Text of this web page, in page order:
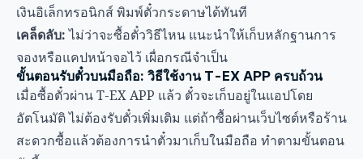
เงินอิเล็กทรอนิกส์ พิมพ์ตั๋วกระดาษได้ทันที
เคล็ดลับ:ไม่ว่าจะซื้อตั๋ววิธีไหน แนะนำให้เก็บหลักฐานการ
จองหรือแคปหน้าจอไว้ เผื่อกรณีจำเป็น
ขั้นตอนรับตั๋วบนมือถือ: วิธีใช้งาน T-EX APP ครบถ้วน
เมื่อซื้อตั๋วผ่าน T-EX APP แล้ว ตั๋วจะเก็บอยู่ในแอปโดย
อัตโนมัติ ไม่ต้องรับตั๋วเพิ่มเติม แต่ถ้าซื้อผ่านเว็บไซต์หรือร้าน
สะดวกซื้อแล้วต้องการนำตั๋วมาเก็บในมือถือ ทำตามขั้นตอน